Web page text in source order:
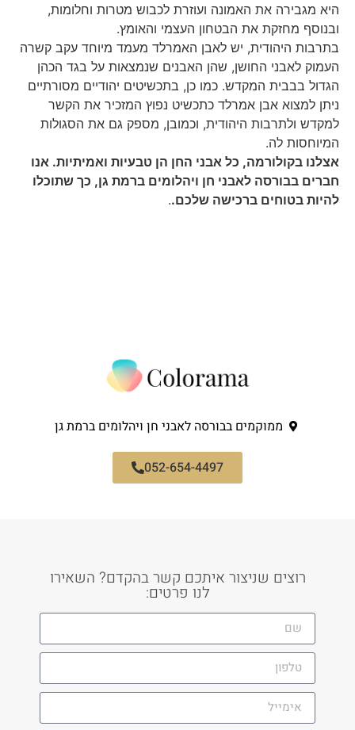
היא מגבירה את האמונה ועוזרת לכבוש מטרות וחלומות,
ובנוסף מחזקת את הבטחון העצמי והאומץ.
בתרבות היהודית, יש לאבן האמרלד מעמד מיוחד עקב קשרה
העמוק לאבני החושן, שהן האבנים שנמצאות על בגד הכהן
הגדול בבבית המקדש. כמו כן, בתכשיטים יהודיים מסורתיים
ניתן למצוא אבן אמרלד כתכשיט נפוץ המזכיר את הקשר
למקדש ולתרבות היהודית, וכמובן, מספק גם את הסגולות
המיוחסות לה.
אצלנו בקולורמה, כל אבני החן הן טבעיות ואמיתיות. אנו
חברים בבורסה לאבני חן ויהלומים ברמת גן, כך שתוכלו
להיות בטוחים ברכישה שלכם..
ממוקמים בבורסה לאבני חן ויהלומים ברמת גן
052-654-4497
רוצים שניצור איתכם קשר בהקדם? השאירו
לנו פרטים: